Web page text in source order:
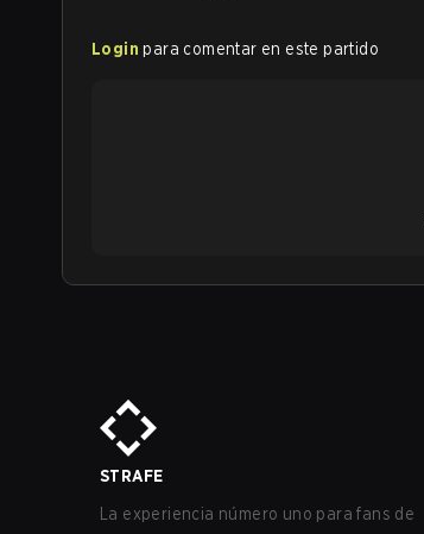
Login para comentar en este partido
STRAFE
La experiencia número uno para fans de